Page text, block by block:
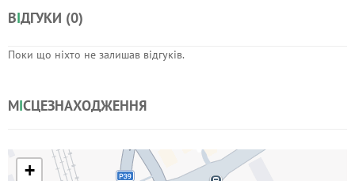
ВІДГУКИ (0)
Поки що ніхто не залишав відгуків.
МІСЦЕЗНАХОДЖЕННЯ
+